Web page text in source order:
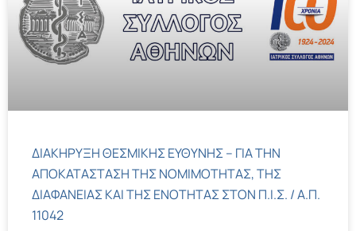
ΔΙΑΚΗΡΥΞΗ ΘΕΣΜΙΚΗΣ ΕΥΘΥΝΗΣ – ΓΙΑ ΤΗΝ
ΑΠΟΚΑΤΑΣΤΑΣΗ ΤΗΣ ΝΟΜΙΜΟΤΗΤΑΣ, ΤΗΣ
ΔΙΑΦΑΝΕΙΑΣ ΚΑΙ ΤΗΣ ΕΝΟΤΗΤΑΣ ΣΤΟΝ Π.Ι.Σ. / Α.Π.
11042